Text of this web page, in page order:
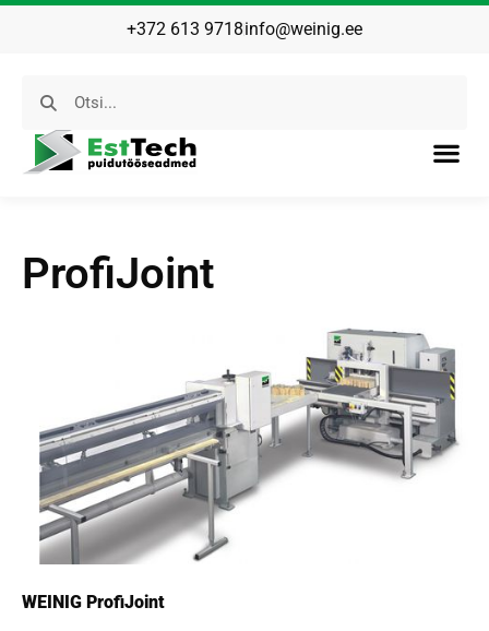
+372 613 9718info@weinig.ee
ProfiJoint
WEINIG ProfiJoint